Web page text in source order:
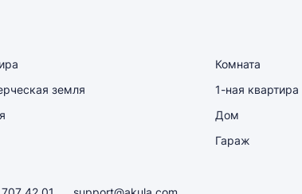
Комната
земля
1-ная квартира
Дом
Гараж